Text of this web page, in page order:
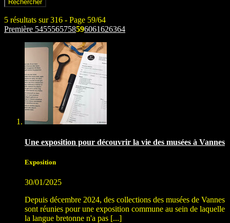
5 résultats sur 316 - Page 59/64
Première 5455565758596061626364
Une exposition pour découvrir la vie des musées à Vannes
Exposition
30/01/2025
Depuis décembre 2024, des collections des musées de Vannes
sont réunies pour une exposition commune au sein de laquelle
la langue bretonne n'a pas [...]